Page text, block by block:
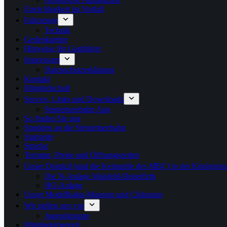
Erreichbarkeit im Notfall
Fahrzeuge
Technik
Gedenksteine
Hinweise für Gastfahrer
Impressum
Datenschutzerklärung
Kontakt
Mitgliedschaft
Service, Links und Downloads
Steinertseebahn App
So finden Sie uns
Spenden an die Steinertseebahn
Startseite
Strecke
Termine, Preise und Öffnungszeiten
Unser Domizil (und die Keimzelle des MBC) in der
Die N-Anlage Malsfeld-Beiseförth
HO-Anlage
Unser Modellbahn-Museum und Clubraum
Wir stellen uns vor
Jugendgruppe
Mitgliederbereich